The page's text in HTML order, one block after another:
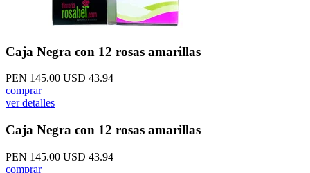
Caja Negra con 12 rosas amarillas
PEN 145.00 USD 43.94
comprar
ver detalles
Caja Negra con 12 rosas amarillas
PEN 145.00 USD 43.94
comprar